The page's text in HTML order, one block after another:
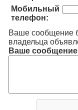
Мобильный
телефон:
Ваше сообщение
владельца
Ваше